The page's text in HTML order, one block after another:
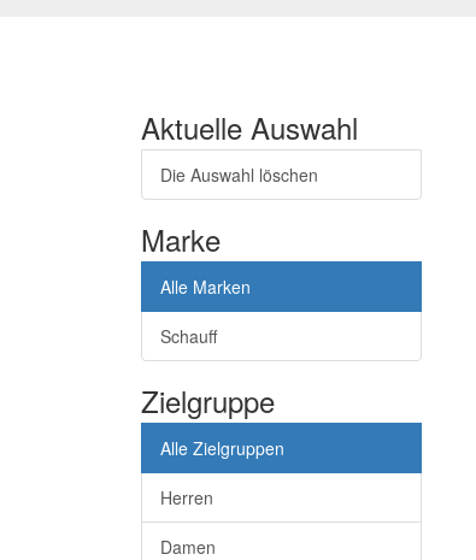
Aktuelle Auswahl
Die Auswahl löschen
Marke
Alle Marken
Schauff
Zielgruppe
Alle Zielgruppen
Herren
Damen